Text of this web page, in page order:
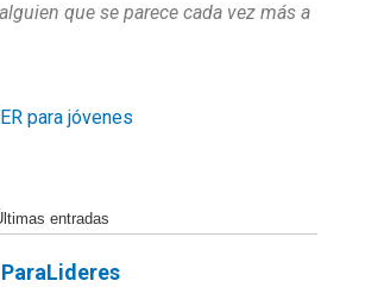
que se parece cada vez más a
para jóvenes
entradas
ParaLideres